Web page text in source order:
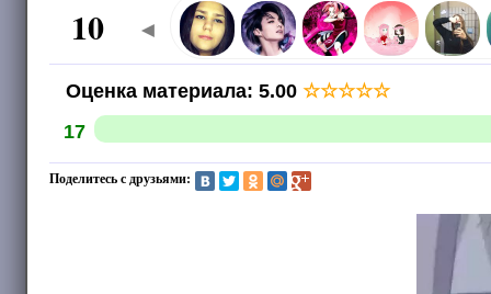
10 ◄
Оценка материала: 5.00 ☆☆☆☆☆
17
Поделитесь с друзьями: